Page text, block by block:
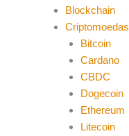
Blockchain
Criptomoedas
Bitcoin
Cardano
CBDC
Dogecoin
Ethereum
Litecoin